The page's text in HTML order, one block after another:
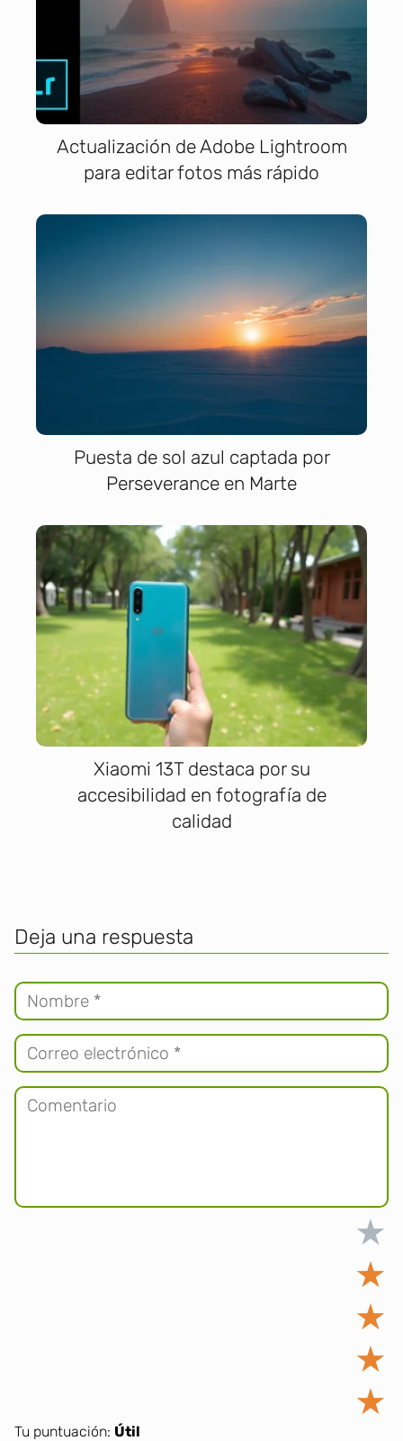
Actualización de Adobe Lightroom
para editar fotos más rápido
Puesta de sol azul captada por
Perseverance en Marte
Xiaomi 13T destaca por su
accesibilidad en fotografía de
calidad
Deja una respuesta
★
★
★
★
★
Tu puntuación: Útil